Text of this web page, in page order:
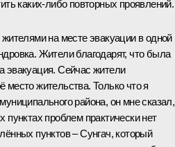
каких‑либо повторных проявлений.
на месте эвакуации в одной
Жители благодарят, что была
эвакуация. Сейчас жители
место жительства. Только что я
района, он мне сказал,
пунктах проблем практически нет
пунктов – Сунгач, который